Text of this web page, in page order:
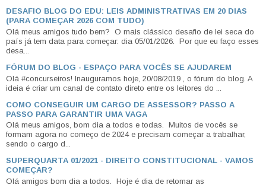
DESAFIO BLOG DO EDU: LEIS ADMINISTRATIVAS EM 20 DIAS
(PARA COMEÇAR 2026 COM TUDO)
Olá meus amigos tudo bem? O mais clássico desafio de lei seca do
país já tem data para começar: dia 05/01/2026. Por que eu faço esses
desa...
FÓRUM DO BLOG - ESPAÇO PARA VOCÊS SE AJUDAREM
Olá #concurseiros! Inauguramos hoje, 20/08/2019 , o fórum do blog. A
ideia é criar um canal de contato direto entre os leitores do ...
COMO CONSEGUIR UM CARGO DE ASSESSOR? PASSO A
PASSO PARA GARANTIR UMA VAGA
Olá meus amigos, bom dia a todos e todas. Muitos de vocês se
formam agora no começo de 2024 e precisam começar a trabalhar,
sendo o cargo d...
SUPERQUARTA 01/2021 - DIREITO CONSTITUCIONAL - VAMOS
COMEÇAR?
Olá amigos bom dia a todos. Hoje é dia de retomar as